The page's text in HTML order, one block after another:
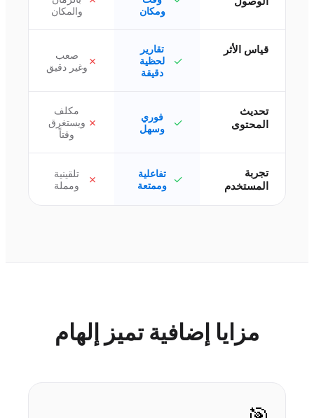
ومكان
والمكان
قياس الأثر
✓
تقارير
لحظية
دقيقة
✗
صعب
وغير دقيق
تحديث
المحتوى
✓
فوري
وسهل
✗
مكلف
ويستغرق
وقتاً
تجربة
المستخدم
✓
تفاعلية
وممتعة
✗
تلقينية
ومملة
مزايا إضافية تميز إلهام